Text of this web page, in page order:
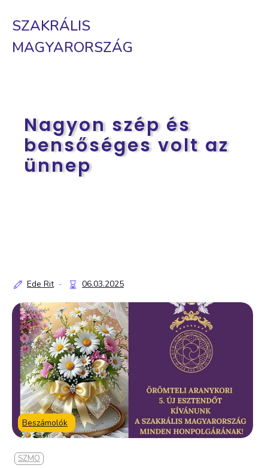
SZAKRÁLIS
MAGYARORSZÁG
Nagyon szép és
bensőséges volt az
ünnep
Ede Rit - 06.03.2025
Beszámolók
SZMO